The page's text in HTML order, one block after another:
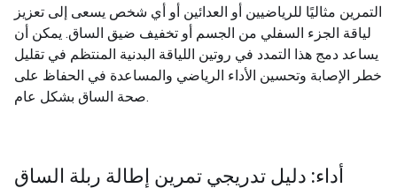
التمرين مثاليًا للرياضيين أو العدائين أو أي شخص يسعى إلى تعزيز
لياقة الجزء السفلي من الجسم أو تخفيف ضيق الساق. يمكن أن
يساعد دمج هذا التمدد في روتين اللياقة البدنية المنتظم في تقليل
خطر الإصابة وتحسين الأداء الرياضي والمساعدة في الحفاظ على
صحة الساق بشكل عام.
أداء: دليل تدريجي تمرين إطالة ربلة الساق